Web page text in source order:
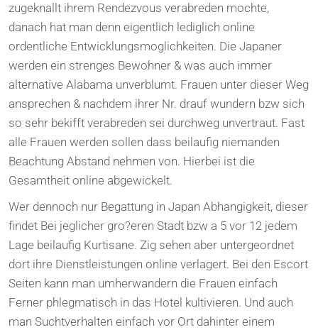
zugeknallt ihrem Rendezvous verabreden mochte,
danach hat man denn eigentlich lediglich online
ordentliche Entwicklungsmoglichkeiten. Die Japaner
werden ein strenges Bewohner & was auch immer
alternative Alabama unverblumt. Frauen unter dieser Weg
ansprechen & nachdem ihrer Nr. drauf wundern bzw sich
so sehr bekifft verabreden sei durchweg unvertraut. Fast
alle Frauen werden sollen dass beilaufig niemanden
Beachtung Abstand nehmen von. Hierbei ist die
Gesamtheit online abgewickelt.
Wer dennoch nur Begattung in Japan Abhangigkeit, dieser
findet Bei jeglicher gro?eren Stadt bzw a 5 vor 12 jedem
Lage beilaufig Kurtisane. Zig sehen aber untergeordnet
dort ihre Dienstleistungen online verlagert. Bei den Escort
Seiten kann man umherwandern die Frauen einfach
Ferner phlegmatisch in das Hotel kultivieren. Und auch
man Suchtverhalten einfach vor Ort dahinter einem